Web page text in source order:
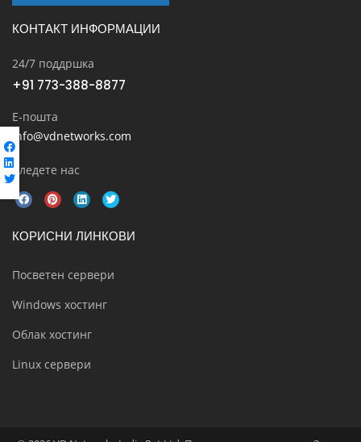
КОНТАКТ ИНФОРМАЦИИ
24/7 поддршка
+91 773-388-8877
Е-пошта
info@vdnetworks.com
Следете нас
КОРИСНИ ЛИНКОВИ
Посветен сервери
Windows хостинг
Облак хостинг
Linux сервери